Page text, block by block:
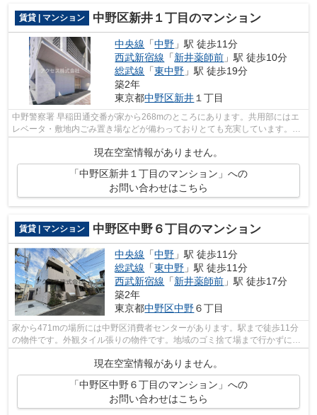
賃貸 | マンション 中野区新井１丁目のマンション
中央線 「中野 」駅 徒歩11分
西武新宿線 「新井薬師前 」駅 徒歩10分
総武線 「東中野 」駅 徒歩19分
築2年
東京都中野区新井 １丁目
中野警察署 早稲田通交番が家から268mのところにあります。共用部にはエ
レベータ・敷地内ごみ置き場などが備わっておりとても充実しています。通
現在空室情報がありません。
「中野区新井１丁目のマンション」への
お問い合わせはこちら
賃貸 | マンション 中野区中野６丁目のマンション
中央線 「中野 」駅 徒歩11分
総武線 「東中野 」駅 徒歩11分
西武新宿線 「新井薬師前 」駅 徒歩17分
築2年
東京都中野区中野６丁目
家から471mの場所には中野区消費者センターがあります。駅まで徒歩11分
の物件です。外観タイル張りの物件です。地域のゴミ捨て場まで行かずにサ
ッとゴミ出しできるように、共用部にゴ...
現在空室情報がありません。
「中野区中野６丁目のマンション」への
お問い合わせはこちら